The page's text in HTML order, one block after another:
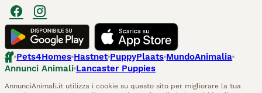
Pets4Homes Hastnet PuppyPlaats MundoAnimalia
Annunci Animali Lancaster Puppies
AnnunciAnimali.it utilizza i cookie su questo sito per migliorare la tua